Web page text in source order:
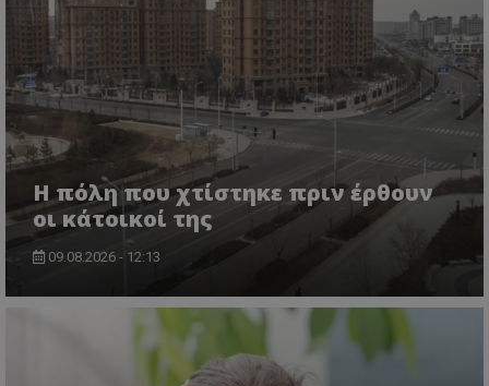
Η πόλη που χτίστηκε πριν έρθουν
οι κάτοικοί της
09.08.2026 - 12:13